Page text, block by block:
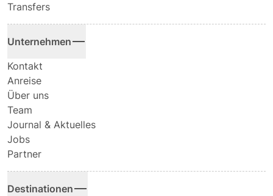
Transfers
Unternehmen
Kontakt
Anreise
Über uns
Team
Journal & Aktuelles
Jobs
Partner
Destinationen